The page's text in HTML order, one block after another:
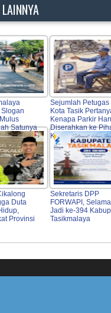
Satunya
Sejumlah Petugas
Kota Tasik
Kenapa Parkir
Diserahkan ke
Ketiga?
Duta
Provinsi
Sekretaris DPP
FORWAPI,
Jadi ke-394
Tasikmalaya